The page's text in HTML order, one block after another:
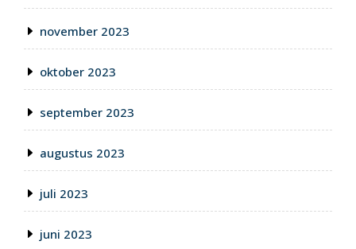
november 2023
oktober 2023
september 2023
augustus 2023
juli 2023
juni 2023